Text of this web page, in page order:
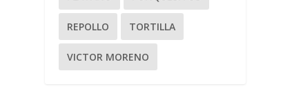
REPOLLO TORTILLA
VICTOR MORENO